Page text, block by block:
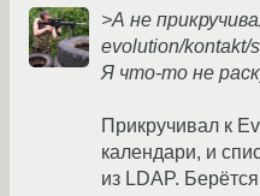
>А не
evolution/kontakt/
Я что-то не
Прикручивал к
календари, и
из LDAP.